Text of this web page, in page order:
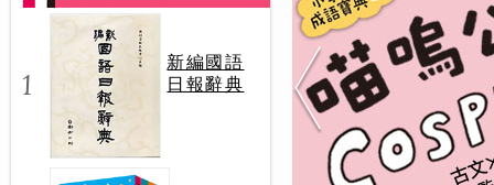
1
新編國語
日報辭典